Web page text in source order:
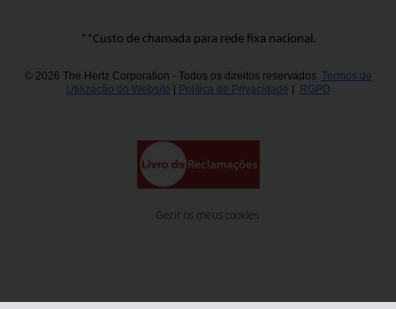
**Custo de chamada para rede fixa nacional.
© 2026 The Hertz Corporation - Todos os direitos reservados. Termos de
Utilização do Website | Política de Privacidade | RGPD
Gerir os meus cookies